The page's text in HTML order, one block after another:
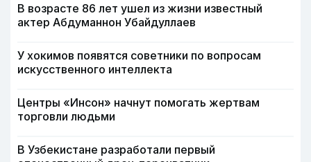
В возрасте 86 лет ушел из жизни известный
актер Абдуманнон Убайдуллаев
У хокимов появятся советники по вопросам
искусственного интеллекта
Центры «Инсон» начнут помогать жертвам
торговли людьми
В Узбекистане разработали первый